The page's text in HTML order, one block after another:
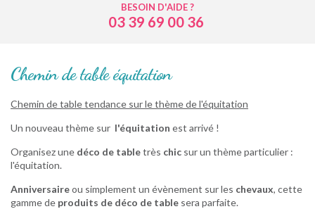
BESOIN D'AIDE ?
03 39 69 00 36
Chemin de table équitation
Chemin de table tendance sur le thème de l'équitation
Un nouveau thème sur l'équitation est arrivé !
Organisez une déco de tabletrès chic sur un thème particulier :
l'équitation.
Anniversaireou simplement un évènement sur les chevaux, cette
gamme de produits de déco de table sera parfaite.